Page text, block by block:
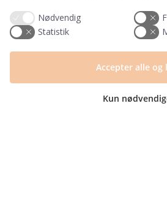
Mandag – Fredag: 10.00 – 15.00
kundeservice@prikogstreg.dk
Nødvendig
Statistik
Kun
Accepter alle og